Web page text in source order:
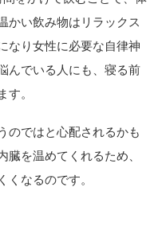
かい飲み物はリラックス
なり女性に必要な自律神
んでいる人にも、寝る前
す。
のではと心配されるかも
臓を温めてくれるため、
くなるのです。